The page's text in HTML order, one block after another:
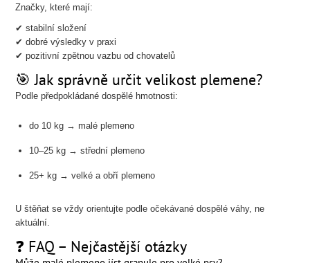
Značky, které mají:
✔ stabilní složení
✔ dobré výsledky v praxi
✔ pozitivní zpětnou vazbu od chovatelů
🎯 Jak správně určit velikost plemene?
Podle předpokládané dospělé hmotnosti:
do 10 kg → malé plemeno
10–25 kg → střední plemeno
25+ kg → velké a obří plemeno
U štěňat se vždy orientujte podle očekávané dospělé váhy, ne
aktuální.
❓ FAQ – Nejčastější otázky